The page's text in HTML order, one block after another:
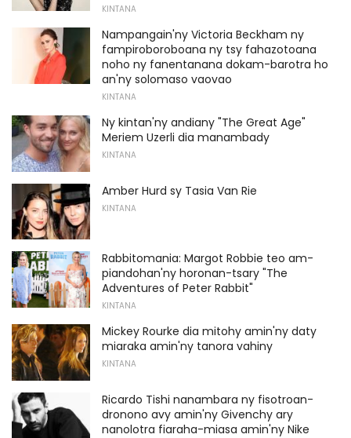
KINTANA
Nampangain'ny Victoria Beckham ny
fampiroboroboana ny tsy fahazotoana
noho ny fanentanana dokam-barotra ho
an'ny solomaso vaovao
KINTANA
Ny kintan'ny andiany "The Great Age"
Meriem Uzerli dia manambady
KINTANA
Amber Hurd sy Tasia Van Rie
KINTANA
Rabbitomania: Margot Robbie teo am-
piandohan'ny horonan-tsary "The
Adventures of Peter Rabbit"
KINTANA
Mickey Rourke dia mitohy amin'ny daty
miaraka amin'ny tanora vahiny
KINTANA
Ricardo Tishi nanambara ny fisotroan-
dronono avy amin'ny Givenchy ary
nanolotra fiaraha-miasa amin'ny Nike